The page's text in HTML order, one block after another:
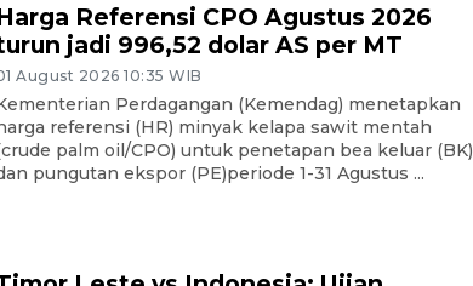
Referensi CPO Agustus 2026
jadi 996,52 dolar AS per MT
August 2026 10:35 WIB
Perdagangan (Kemendag) menetapkan
referensi (HR) minyak kelapa sawit mentah
palm oil/CPO) untuk penetapan bea keluar (BK)
pungutan ekspor (PE)periode 1-31 Agustus ...